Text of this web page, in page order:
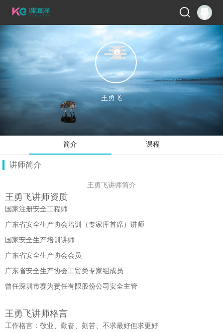
王勇飞
简介 课程
讲师简介
王勇飞讲师简介
王勇飞讲师资质
国家注册安全工程师
广东省安全生产协会培训（专家库首席）讲师
国家安全生产培训讲师
广东省安全生产协会会员
广东省安全生产协会工贸类专家组成员
曾任深圳市赛为责任有限股份公司安全主管
王勇飞讲师格言
工作格言：敬业、勤奋、刻苦、不求最好但求更好